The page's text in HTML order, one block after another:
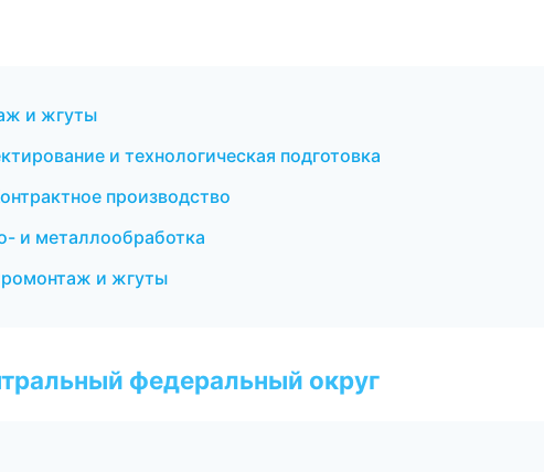
и жгуты
и технологическая подготовка
производство
и металлообработка
и жгуты
федеральный округ